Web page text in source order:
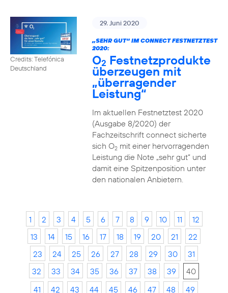
Credits: Telefónica
Deutschland
29. Juni 2020
„SEHR GUT“ IM CONNECT FESTNETZTEST
2020:
O2 Festnetzprodukte
überzeugen mit
„überragender
Leistung“
Im aktuellen Festnetztest 2020
(Ausgabe 8/2020) der
Fachzeitschrift connect sicherte
sich O2mit einer hervorragenden
Leistung die Note „sehr gut“ und
damit eine Spitzenposition unter
den nationalen Anbietern.
1 2 3 4 5 6 7 8 9 10 11
12
13
14 15 16 17 18 19 20 21
22
23
24 25 26 27 28 29 30
31
32
33 34 35 36 37 38 39
40
41
42 43 44 45 46 47 48 49